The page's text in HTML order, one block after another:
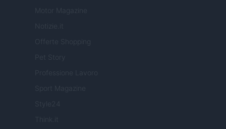
Motor Magazine
Notizie.it
Offerte Shopping
Pet Story
Professione Lavoro
Sport Magazine
Style24